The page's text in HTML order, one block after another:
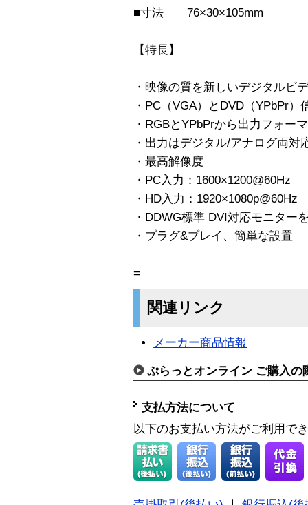
■寸法 76×30×105mm
【特長】
・映像の質を新しいデジタルビ
・PC（VGA）とDVD（YPbPr
・RGBとYPbPrから出力フォー
・出力はデジタル/アナログ両対
・最高解像度
・PC入力：1600×1200@60Hz
・HD入力：1920×1080p@60Hz
・DDWG標準 DVI対応モニター
・プラグ&プレイ、簡単な設置
=
関連リンク
メーカー商品情報
ぷらっとオンライン ご購入の
支払方法について
以下のお支払い方法がご利用で